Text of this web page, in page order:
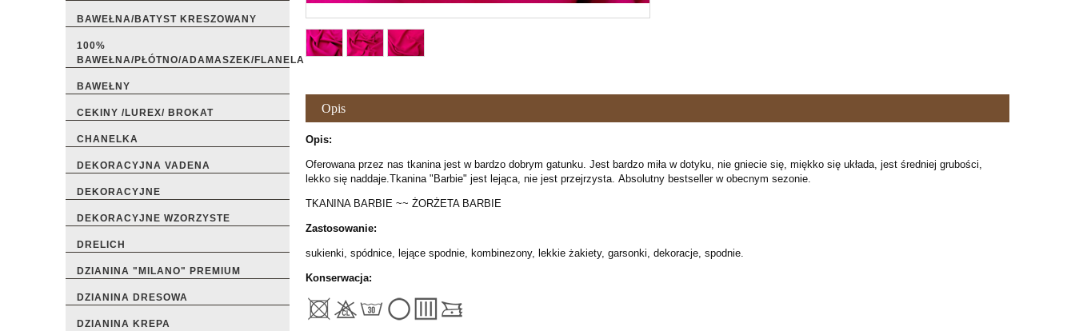
BAWEŁNA/BATYST KRESZOWANY
100%
BAWEŁNA/PŁÓTNO/ADAMASZEK/FLANELA
BAWEŁNY
CEKINY /LUREX/ BROKAT
CHANELKA
DEKORACYJNA VADENA
DEKORACYJNE
DEKORACYJNE WZORZYSTE
DRELICH
DZIANINA "MILANO" PREMIUM
DZIANINA DRESOWA
DZIANINA KREPA
Opis
Opis:
Oferowana przez nas tkanina jest w bardzo dobrym gatunku. Jest bardzo miła w dotyku, nie gniecie się, miękko się układa, jest średniej grubości,
lekko się naddaje.Tkanina "Barbie" jest lejąca, nie jest przejrzysta. Absolutny bestseller w obecnym sezonie.
TKANINA BARBIE ~~ ŻORŻETA BARBIE
Zastosowanie:
sukienki, spódnice, lejące spodnie, kombinezony, lekkie żakiety, garsonki, dekoracje, spodnie.
Konserwacja: